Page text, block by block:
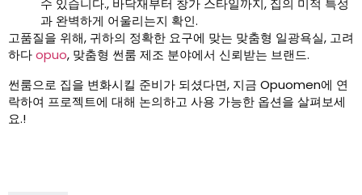
수 있습니다., 바닥재부터 창가 스타일까지, 집의 미적 특성
과 완벽하게 어울리는지 확인.
고품질을 위해, 귀하의 정확한 요구에 맞는 맞춤형 일광욕실, 고려
하다opuo, 맞춤형 썬룸 제조 분야에서 신뢰받는 브랜드.
썬룸으로 집을 변화시킬 준비가 되셨다면, 지금 Opuomen에 연
락하여 프로젝트에 대해 논의하고 사용 가능한 옵션을 살펴보세
요.!